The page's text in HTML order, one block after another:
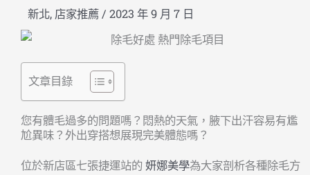
新北, 店家推薦 / 2023 年 9 月 7 日
文章目錄
您有體毛過多的問題嗎？悶熱的天氣，腋下出汗容易有尷
尬異味？外出穿搭想展現完美體態嗎？
位於新店區七張捷運站的妍娜美學為大家剖析各種除毛方